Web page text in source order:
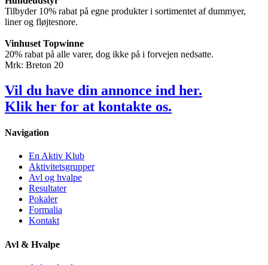
Tilbyder 10% rabat på egne produkter i sortimentet af dummyer,
liner og fløjtesnore.
Vinhuset Topwinne
20% rabat på alle varer, dog ikke på i forvejen nedsatte.
Mrk: Breton 20
Vil du have din annonce ind her.
Klik her for at kontakte os.
Navigation
En Aktiv Klub
Aktivitetsgrupper
Avl og hvalpe
Resultater
Pokaler
Formalia
Kontakt
Avl & Hvalpe